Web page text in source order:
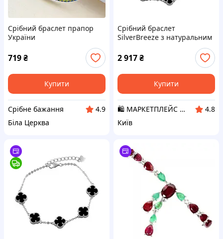
Срібний браслет прапор
України
719₴
Купити
Срібне бажання
4.9
Біла Церква
Срібний браслет
SilverBreeze з натуральним
оніксом (2094258) 17-20 см
D3-2026
2 917₴
Купити
🛍️ МАРКЕТПЛЕЙС DMD
4.8
Київ